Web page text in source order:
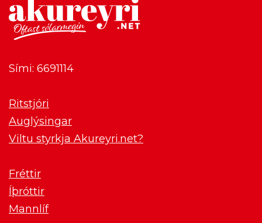
Sími: 6691114
Ritstjóri
Auglýsingar
Viltu styrkja Akureyri.net?
Fréttir
Íþróttir
Mannlíf